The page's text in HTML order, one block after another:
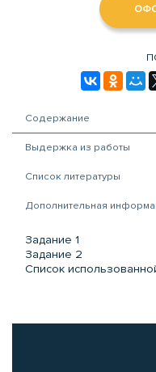
Содержание
Выдержка из работы
Список литературы
Дополнительная
Задание 1
Задание 2
Список